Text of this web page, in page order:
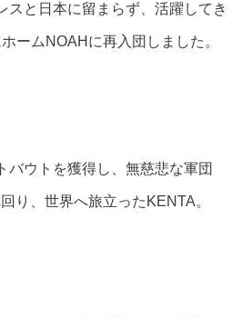
スと日本に留まらず、活躍してき
ームNOAHに再入団しました。
バウトを獲得し、無慈悲な軍団
り、世界へ旅立ったKENTA。